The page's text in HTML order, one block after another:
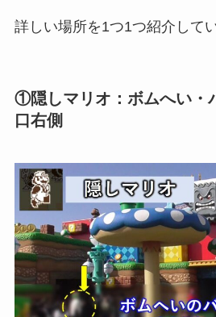
詳しい場所を1つ1つ紹介して
①隠しマリオ：ボムへい・
口右側